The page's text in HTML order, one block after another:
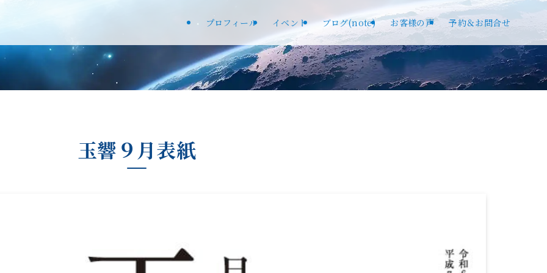
プロフィール イベント ブログ(note) お客様の声 予約＆お問合せ
玉響９月表紙